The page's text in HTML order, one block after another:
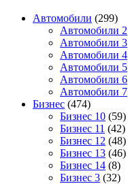
Автомобили (299)
Автомобили 2
Автомобили 3
Автомобили 4
Автомобили 5
Автомобили 6
Автомобили 7
Бизнес (474)
Бизнес 10 (59)
Бизнес 11 (42)
Бизнес 12 (48)
Бизнес 13 (46)
Бизнес 14 (8)
Бизнес 3 (32)